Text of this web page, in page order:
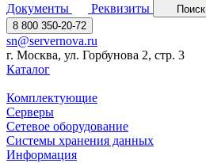
Документы
Реквизиты Поиск
8 800 350-20-72
sn@servernova.ru
г. Москва, ул. Горбунова 2, стр. 3
Каталог
Комплектующие
Серверы
Сетевое оборудование
Системы хранения данных
Информация